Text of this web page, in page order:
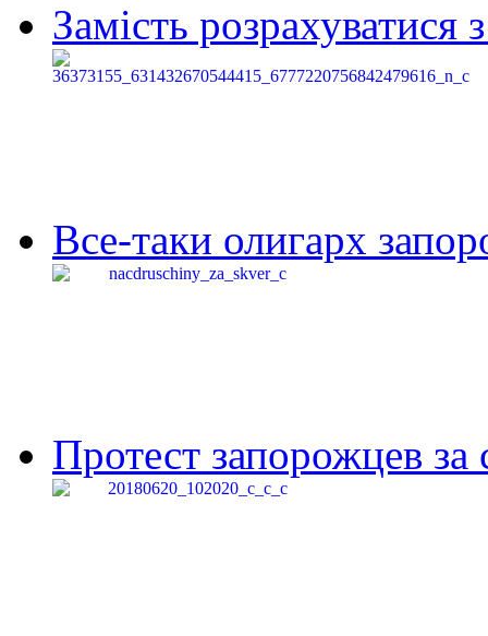
Замість
Все-таки олигарх
Протест запорожцев за